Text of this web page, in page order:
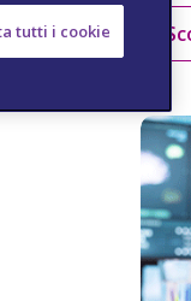
negli
tutti i cookie